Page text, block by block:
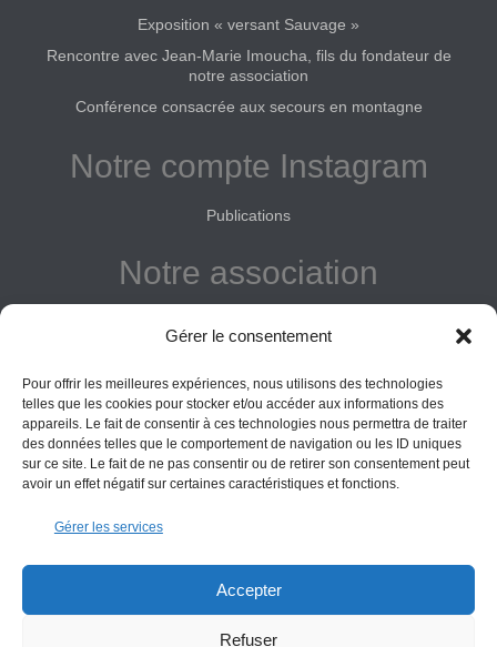
Gérer le consentement
Pour offrir les meilleures expériences, nous utilisons des technologies
telles que les cookies pour stocker et/ou accéder aux informations des
appareils. Le fait de consentir à ces technologies nous permettra de traiter
des données telles que le comportement de navigation ou les ID uniques
sur ce site. Le fait de ne pas consentir ou de retirer son consentement peut
avoir un effet négatif sur certaines caractéristiques et fonctions.
Gérer les services
Accepter
Refuser
Exposition « versant Sauvage »
Rencontre avec Jean-Marie Imoucha, fils du fondateur de
notre association
Conférence consacrée aux secours en montagne
Notre compte Instagram
Publications
Notre association
Donner
Vos obligations
informations données sur ce site le sont à titre indicatif et la
ne saurait être engagée. Il appartient au visiteur de suivre
les règles de sécurité en vigueur.